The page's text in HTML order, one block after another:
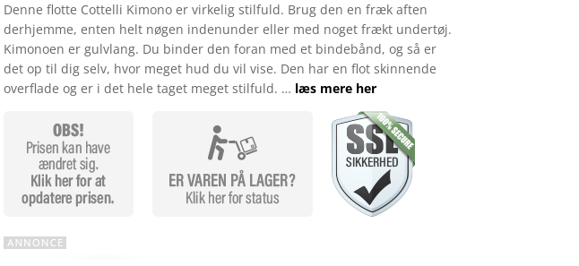
ud af 5
baseret
på
kundebedø
mmelser
Denne flotte Cottelli Kimono er virkelig stilfuld. Brug den en fræk aften
derhjemme, enten helt nøgen indenunder eller med noget frækt undertøj.
Kimonoen er gulvlang. Du binder den foran med et bindebånd, og så er
det op til dig selv, hvor meget hud du vil vise. Den har en flot skinnende
overflade og er i det hele taget meget stilfuld. … læs mere her